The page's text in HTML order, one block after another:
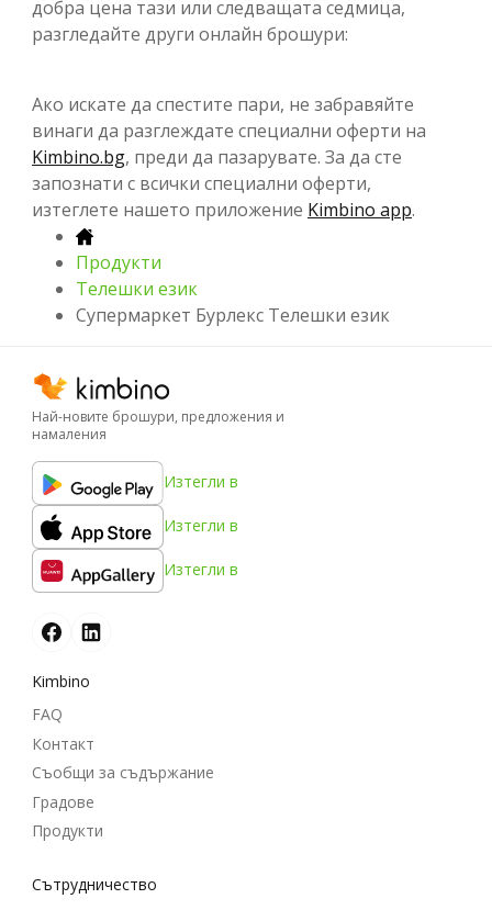
добра цена тази или следващата седмица,
разгледайте други онлайн брошури:
Ако искате да спестите пари, не забравяйте
винаги да разглеждате специални оферти на
Kimbino.bg, преди да пазарувате. За да сте
запознати с всички специални оферти,
изтеглете нашето приложение Kimbino app.
Продукти
Телешки език
Супермаркет Бурлекс Телешки език
Най-новите брошури, предложения и
намаления
Изтегли в
Изтегли в
Изтегли в
Kimbino
FAQ
Контакт
Съобщи за съдържание
Градове
Продукти
Cътрудничество